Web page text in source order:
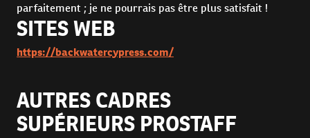
parfaitement ; je ne pourrais pas être plus satisfait !
SITES WEB
https://backwatercypress.com/
AUTRES CADRES
SUPÉRIEURS PROSTAFF